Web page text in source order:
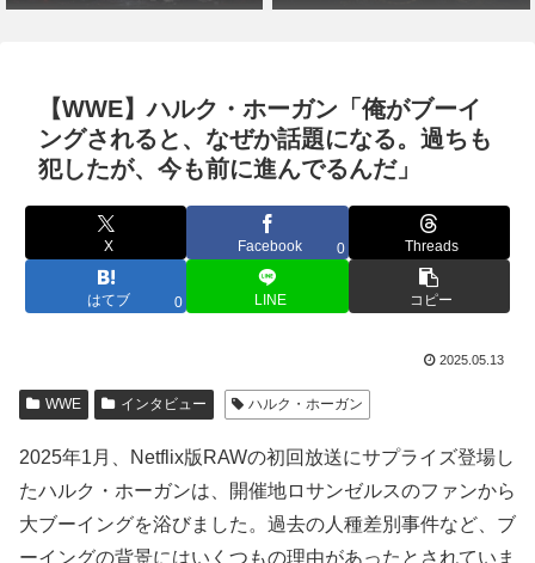
【WWE】ハルク・ホーガン「俺がブーイ
ングされると、なぜか話題になる。過ちも
犯したが、今も前に進んでるんだ」
X Facebook 0 Threads
はてブ 0 LINE コピー
2025.05.13
WWE インタビュー ハルク・ホーガン
2025年1月、Netflix版RAWの初回放送にサプライズ登場し
たハルク・ホーガンは、開催地ロサンゼルスのファンから
大ブーイングを浴びました。過去の人種差別事件など、ブ
ーイングの背景にはいくつもの理由があったとされていま